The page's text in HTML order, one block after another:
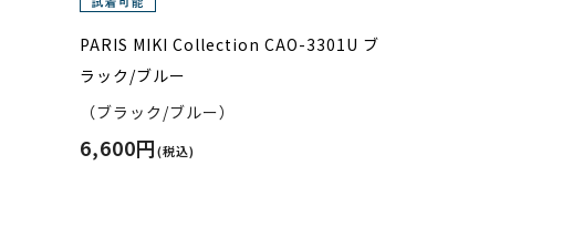
PARIS MIKI Collection CAO-3301U ブ
ラック/ブルー
（ブラック/ブルー）
6,600円(税込)